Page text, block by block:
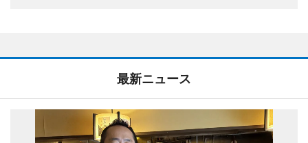
最新ニュース